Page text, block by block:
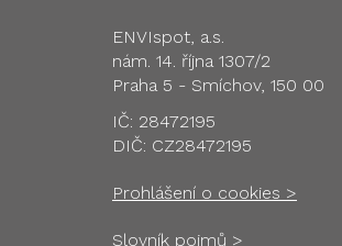
ENVIspot, a.s.
nám. 14. října 1307/2
Praha 5 - Smíchov, 150 00
IČ: 28472195
DIČ: CZ28472195
Prohlášení o cookies >
Slovník pojmů >